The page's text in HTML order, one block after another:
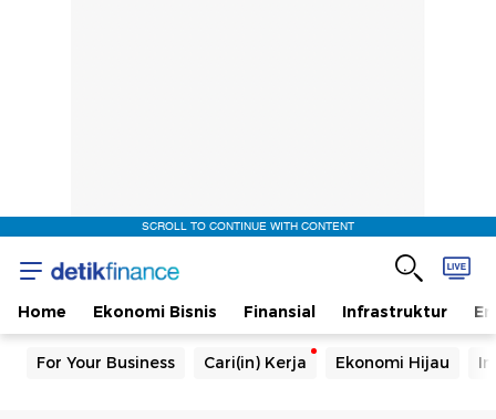
SCROLL TO CONTINUE WITH CONTENT
Home Ekonomi Bisnis Finansial Infrastruktur
For Your Business Cari(in) Kerja Ekonomi Hijau